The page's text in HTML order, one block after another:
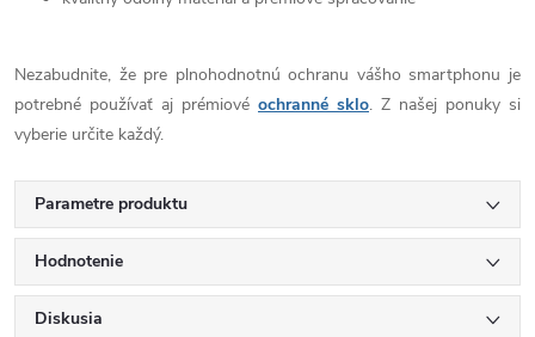
Nezabudnite, že pre plnohodnotnú ochranu vášho smartphonu je
potrebné používať aj prémiové ochranné sklo. Z našej ponuky si
vyberie určite každý.
Parametre produktu
Hodnotenie
Diskusia